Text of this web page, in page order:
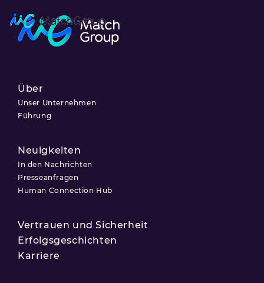
Über
Unser Unternehmen
Führung
Neuigkeiten
In den Nachrichten
Presseanfragen
Human Connection Hub
Vertrauen und Sicherheit
Erfolgsgeschichten
Karriere